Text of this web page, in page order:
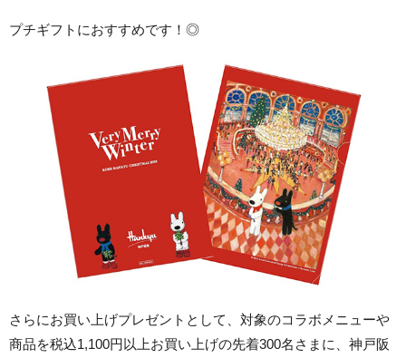
プチギフトにおすすめです！◎
さらにお買い上げプレゼントとして、対象のコラボメニューや
商品を税込1,100円以上お買い上げの先着300名さまに、神戸阪